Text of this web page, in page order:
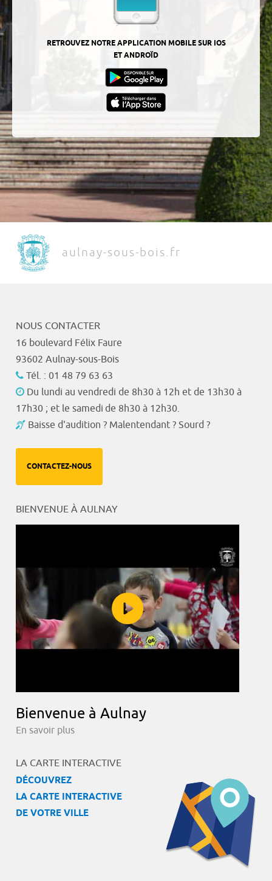
RETROUVEZ NOTRE APPLICATION MOBILE SUR IOS
ET ANDROÏD
aulnay-sous-bois.fr
NOUS CONTACTER
16 boulevard Félix Faure
93602 Aulnay-sous-Bois
Tél. : 01 48 79 63 63
Du lundi au vendredi de 8h30 à 12h et de 13h30 à
17h30 ; et le samedi de 8h30 à 12h30.
Baisse d'audition ? Malentendant ? Sourd ?
CONTACTEZ-NOUS
BIENVENUE À AULNAY
Bienvenue à Aulnay
En savoir plus
LA CARTE INTERACTIVE
DÉCOUVREZ
LA CARTE INTERACTIVE
DE VOTRE VILLE